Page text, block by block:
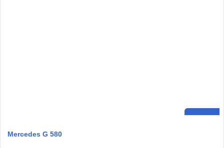
Mercedes G 580